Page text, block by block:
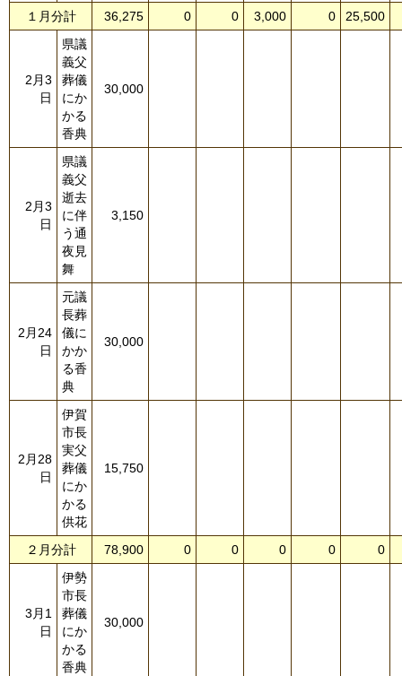
１月分計 36,275 0 0 3,000 0 25,500
2月3
日
県議
義父
葬儀
にか
かる
香典
30,000
2月3
日
県議
義父
逝去
に伴
う通
夜見
舞
3,150
2月24
日
元議
長葬
儀に
かか
る香
典
30,000
2月28
日
伊賀
市長
実父
葬儀
にか
かる
供花
15,750
２月分計 78,900 0 0 0 0 0
3月1
日
伊勢
市長
葬儀
にか
かる
香典
30,000